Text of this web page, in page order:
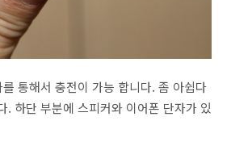
통해서 충전이 가능 합니다. 좀 아쉽다
. 하단 부분에 스피커와 이어폰 단자가 있